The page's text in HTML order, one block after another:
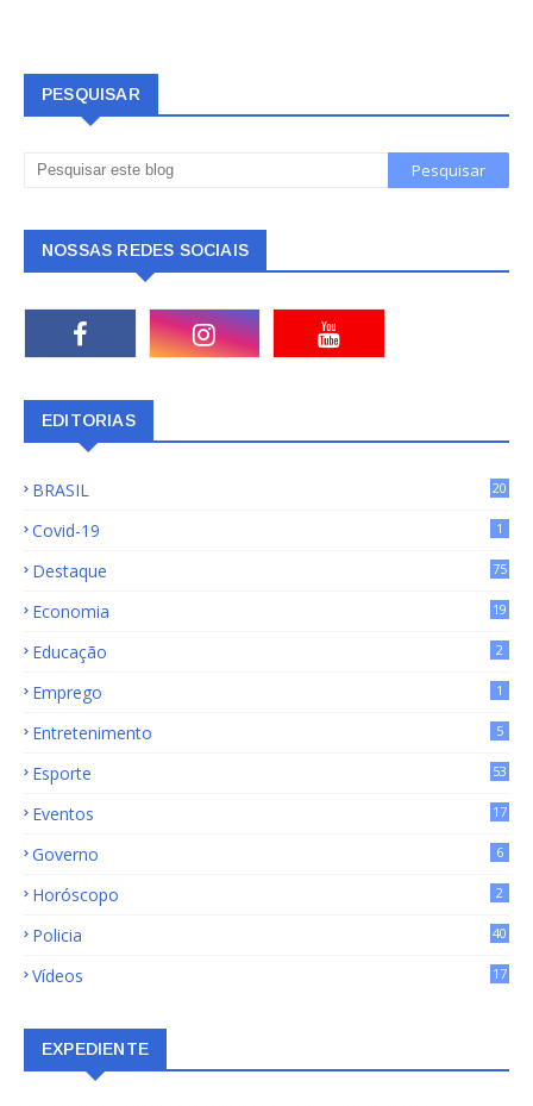
PESQUISAR
NOSSAS REDES SOCIAIS
EDITORIAS
BRASIL
20
Covid-19 1
Destaque
75
Economia
19
Educação 2
Emprego 1
Entretenimento 5
Esporte 53
Eventos 17
Governo 6
Horóscopo 2
Policia 40
Vídeos 17
EXPEDIENTE